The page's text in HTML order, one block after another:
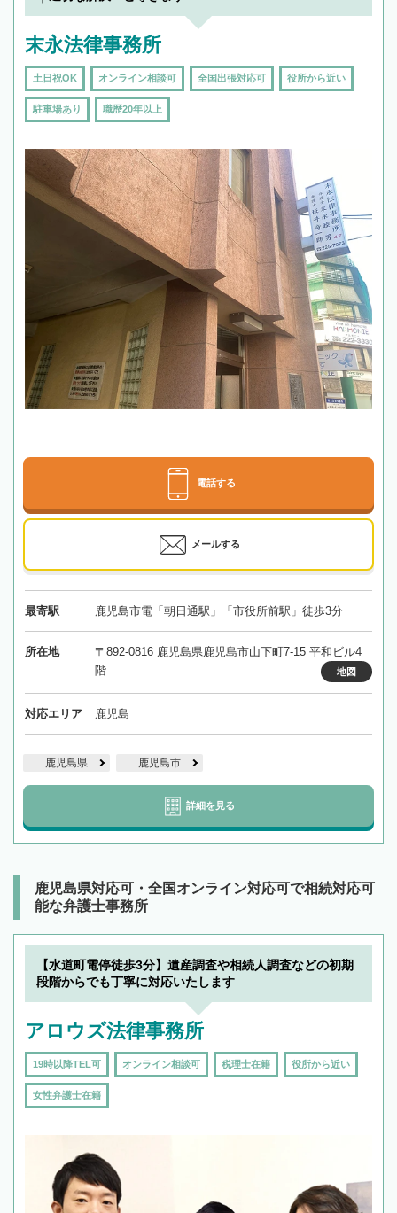
末永法律事務所
土日祝OK オンライン相談可 全国出張対応可 役所から近い
駐車場あり 職歴20年以上
電話する
メールする
最寄駅 鹿児島市電「朝日通駅」「市役所前駅」徒歩3分
所在地
〒892-0816 鹿児島県鹿児島市山下町7-15 平和ビル4
階
地図
対応エリア 鹿児島
鹿児島県 鹿児島市
詳細を見る
鹿児島県対応可・全国オンライン対応可で相続対応可
能な弁護士事務所
【水道町電停徒歩3分】遺産調査や相続人調査などの初期
段階からでも丁寧に対応いたします
アロウズ法律事務所
19時以降TEL可 オンライン相談可 税理士在籍 役所から近い
女性弁護士在籍